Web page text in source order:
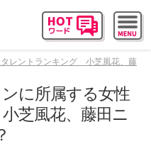
レントランキング 小芝風花、藤
に所属する女性
芝風花、藤田ニ